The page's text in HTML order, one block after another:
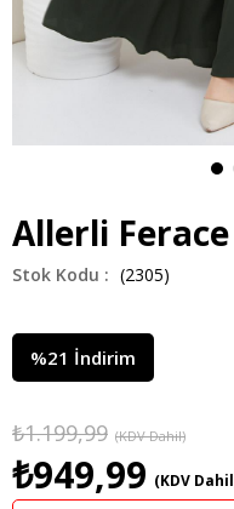
Allerli
(2305)
%21 İndirim
₺1.199,99 (KDV Dahil)
₺949,99 (KDV